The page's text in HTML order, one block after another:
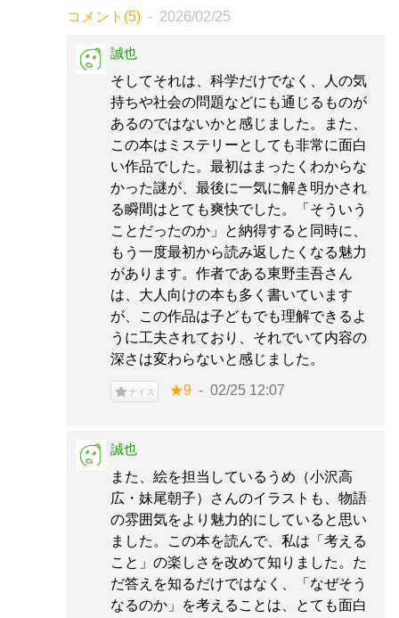
コメント(5) 2026/02/25
誠也
そしてそれは、科学だけでなく、人の気
持ちや社会の問題などにも通じるものが
あるのではないかと感じました。また、
この本はミステリーとしても非常に面白
い作品でした。最初はまったくわからな
かった謎が、最後に一気に解き明かされ
る瞬間はとても爽快でした。「そういう
ことだったのか」と納得すると同時に、
もう一度最初から読み返したくなる魅力
があります。作者である東野圭吾さん
は、大人向けの本も多く書いています
が、この作品は子どもでも理解できるよ
うに工夫されており、それでいて内容の
深さは変わらないと感じました。
ナイス ★9 02/25 12:07
誠也
また、絵を担当しているうめ（小沢高
広・妹尾朝子）さんのイラストも、物語
の雰囲気をより魅力的にしていると思い
ました。この本を読んで、私は「考える
こと」の楽しさを改めて知りました。た
だ答えを知るだけではなく、「なぜそう
なるのか」を考えることは、とても面白